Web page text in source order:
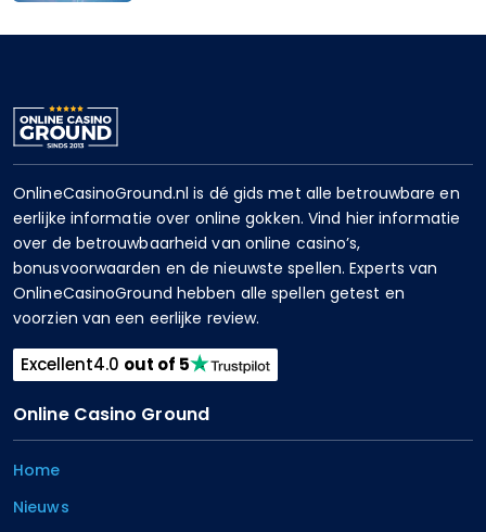
OnlineCasinoGround.nl is dé gids met alle betrouwbare en
eerlijke informatie over online gokken. Vind hier informatie
over de betrouwbaarheid van online casino’s,
bonusvoorwaarden en de nieuwste spellen. Experts van
OnlineCasinoGround hebben alle spellen getest en
voorzien van een eerlijke review.
Excellent4.0 out of 5
Online Casino Ground
Home
Nieuws